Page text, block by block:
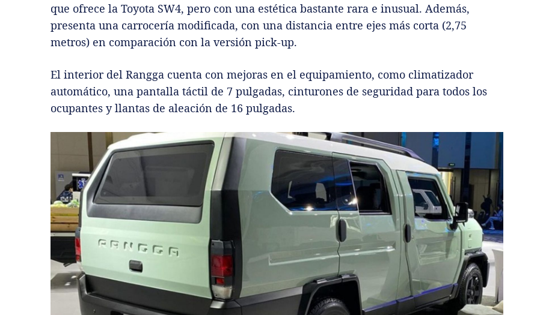
que ofrece la Toyota SW4, pero con una estética bastante rara e inusual. Además,
presenta una carrocería modificada, con una distancia entre ejes más corta (2,75
metros) en comparación con la versión pick-up.
El interior del Rangga cuenta con mejoras en el equipamiento, como climatizador
automático, una pantalla táctil de 7 pulgadas, cinturones de seguridad para todos los
ocupantes y llantas de aleación de 16 pulgadas.